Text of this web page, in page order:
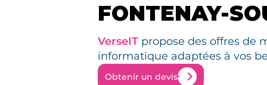
FONTENAY-
VerseIT propose des offres de
informatique adaptées à vos
Obtenir un devis